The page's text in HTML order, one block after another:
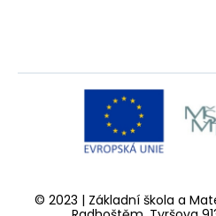
© 2023 | Základní škola a